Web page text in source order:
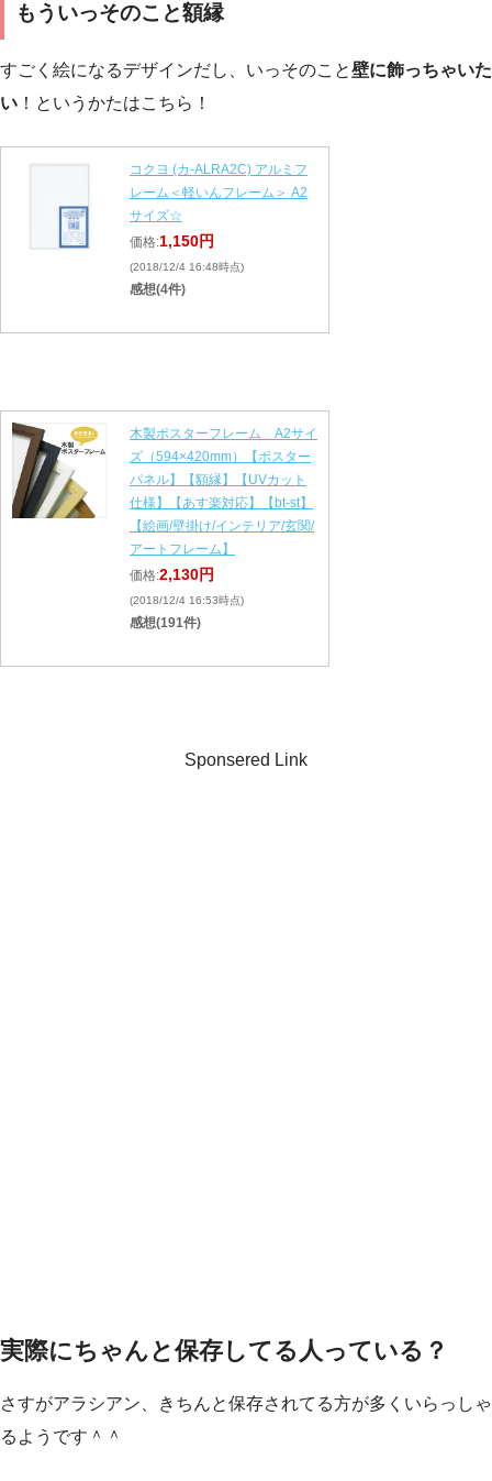
もういっそのこと額縁
すごく絵になるデザインだし、いっそのこと壁に飾っちゃいた
い ！というかたはこちら！
コクヨ (カ-ALRA2C) アルミフ
レーム＜軽いんフレーム＞ A2
サイズ☆
価格:1,150円
(2018/12/4 16:48時点)
感想(4件)
木製ポスターフレーム A2サイ
ズ（594×420mm）【ポスター
パネル】【額縁】【UVカット
仕様】【あす楽対応】【bt-st】
【絵画/壁掛け/インテリア/玄関/
アートフレーム】
価格:2,130円
(2018/12/4 16:53時点)
感想(191件)
Sponsered Link
実際にちゃんと保存してる人っている？
さすがアラシアン、きちんと保存されてる方が多くいらっしゃ
るようです＾＾